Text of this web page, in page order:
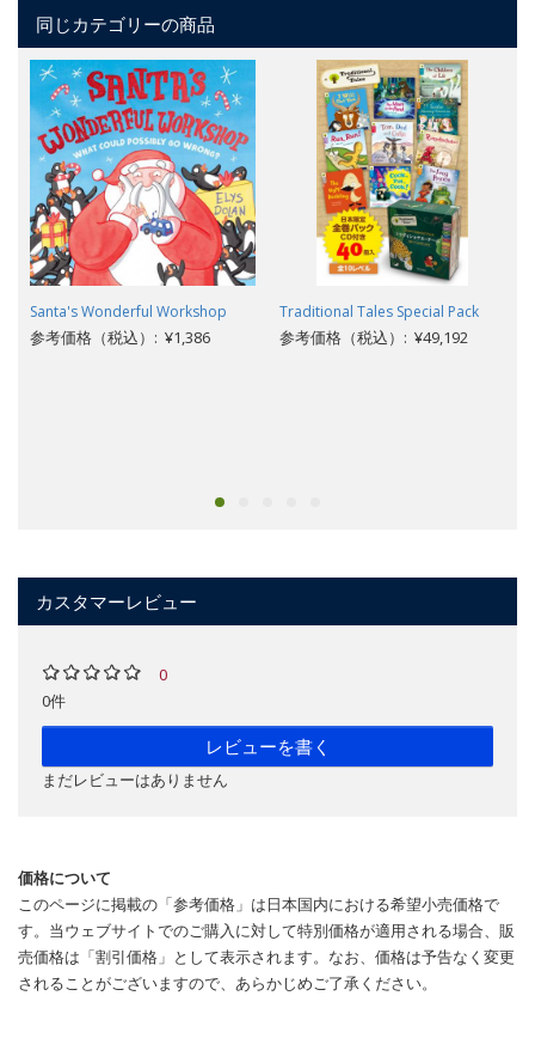
同じカテゴリーの商品
Santa's Wonderful Workshop
参考価格（税込）: ¥1,386
Traditional Tales Special Pack
参考価格（税込）: ¥49,192
カスタマーレビュー
0
0件
レビューを書く
まだレビューはありません
価格について
このページに掲載の「参考価格」は日本国内における希望小売価格で
す。当ウェブサイトでのご購入に対して特別価格が適用される場合、販
売価格は「割引価格」として表示されます。なお、価格は予告なく変更
されることがございますので、あらかじめご了承ください。